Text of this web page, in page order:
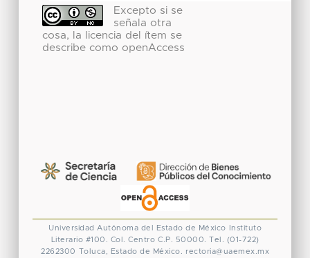
Excepto si se
señala otra
cosa, la licencia del ítem se
describe como openAccess
Universidad Autónoma del Estado de México
Instituto
Literario #100. Col. Centro C.P. 50000. Tel. (01-722)
2262300 Toluca, Estado de México. rectoria@uaemex.mx